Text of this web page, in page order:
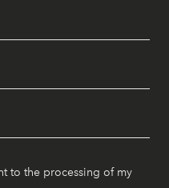
to the processing of my